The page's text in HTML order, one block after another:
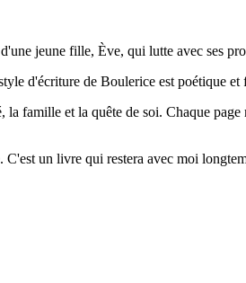
jeune fille, Ève, qui lutte avec ses
d'écriture de Boulerice est poétique
famille et la quête de soi. Chaque
un livre qui restera avec moi